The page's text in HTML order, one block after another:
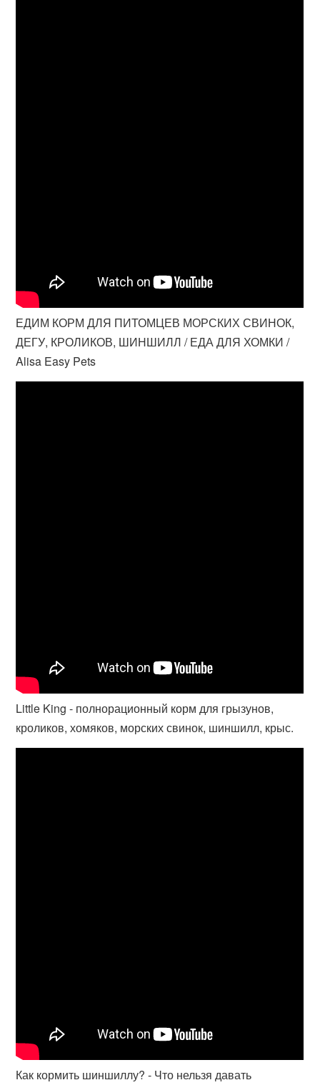
ЕДИМ КОРМ ДЛЯ ПИТОМЦЕВ МОРСКИХ СВИНОК,
ДЕГУ, КРОЛИКОВ, ШИНШИЛЛ / ЕДА ДЛЯ ХОМКИ /
Alisa Easy Pets
Little King - полнорационный корм для грызунов,
кроликов, хомяков, морских свинок, шиншилл, крыс.
Как кормить шиншиллу? - Что нельзя давать